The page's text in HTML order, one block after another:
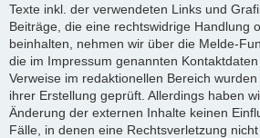
Texte inkl. der verwendeten Links und
Beiträge, die eine rechtswidrige Handlung
beinhalten, nehmen wir über die Melde-
die im Impressum genannten
Verweise im redaktionellen Bereich
ihrer Erstellung geprüft. Allerdings haben
Änderung der externen Inhalte keinen
Fälle, in denen eine Rechtsverletzung